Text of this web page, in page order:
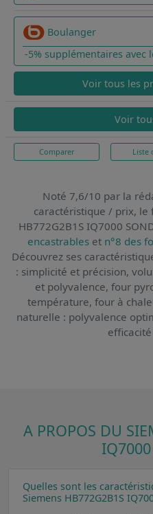
Boulanger
-5% supplémentaires avec
Voir tous les
Voir
Comparer Liste
Noté 7,6/10 par la
caractéristique / prix, le
HB772G2B1S IQ7000
encastrables et n°8 des
Découvrez ses
: simplicité et précision,
et polyvalence, four
température, four à
naturelle : polyvalence
A PROPOS DU
Quelles sont les
Siemens HB772G2B1S